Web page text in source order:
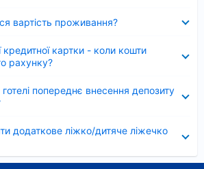
вартість проживання?
картки - коли кошти
рахунку?
попереднє внесення депозиту
додаткове ліжко/дитяче ліжечко